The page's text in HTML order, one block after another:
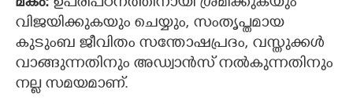
വിജയിക്കുകയും ചെയ്യും, സംതൃപ്തമായ
കുടുംബ ജീവിതം സന്തോഷപ്രദം, വസ്തുക്കള്‍
വാങ്ങുന്നതിനും അഡ്വാന്‍സ് നല്‍കുന്നതിനും
നല്ല സമയമാണ്.